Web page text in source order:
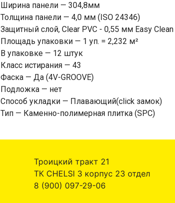
Ширина панели — 304,8мм
Толщина панели — 4,0 мм (ISO 24346)
Защитный слой, Clear PVC - 0,55 мм Easy Clean
Площадь упаковки — 1 уп. = 2,232 м²
В упаковке — 12 штук
Класс истирания — 43
Фаска — Да (4V-GROOVE)
Подложка — нет
Способ укладки — Плавающий(click замок)
Тип — Каменно-полимерная плитка (SPC)
Троицкий тракт 21
ТК CHELSI 3 корпус 23 отдел
8 (900) 097-29-06